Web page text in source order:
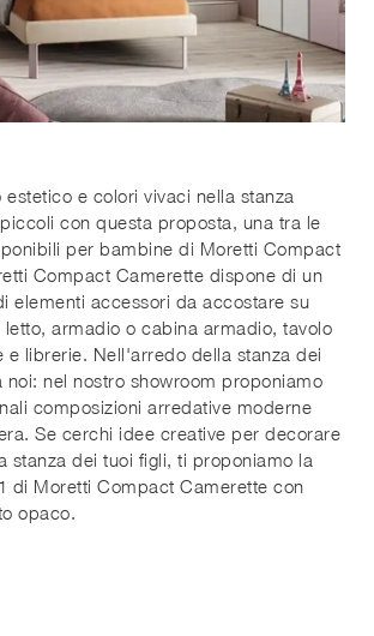
estetico e colori vivaci nella stanza
con questa proposta, una tra le
per bambine di Moretti Compact
Compact Camerette dispone di un
elementi accessori da accostare su
letto, armadio o cabina armadio, tavolo
e librerie. Nell'arredo della stanza dei
nel nostro showroom proponiamo
composizioni arredative moderne
Se cerchi idee creative per decorare
stanza dei tuoi figli, ti proponiamo la
di Moretti Compact Camerette con
opaco.